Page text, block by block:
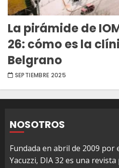
La pirámide de
26: cómo es la
Belgrano
SEPTIEMBRE 2025
NOSOTROS
Fundada en abril de 2009 por
Yacuzzi, DIA 32 es una